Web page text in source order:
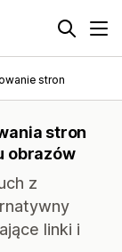
stron
stron
obrazów
z
linki i